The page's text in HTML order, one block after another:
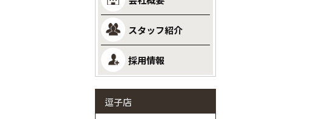
スタッフ紹介
採用情報
逗子店